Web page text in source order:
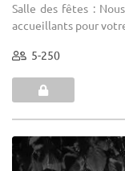
Salle des fêtes :
accueillants pour
5-250